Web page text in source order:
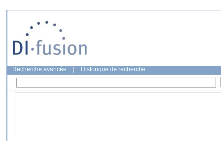
Recherche avancée Historique de recherche